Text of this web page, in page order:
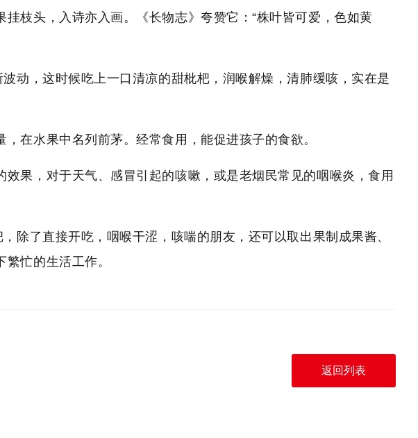
枝头，入诗亦入画。《长物志》夸赞它：“株叶皆可爱，色如黄
动，这时候吃上一口清凉的甜枇杷，润喉解燥，清肺缓咳，实在是
在水果中名列前茅。经常食用，能促进孩子的食欲。
果，对于天气、感冒引起的咳嗽，或是老烟民常见的咽喉炎，食用
除了直接开吃，咽喉干涩，咳喘的朋友，还可以取出果制成果酱、
忙的生活工作。
返回列表